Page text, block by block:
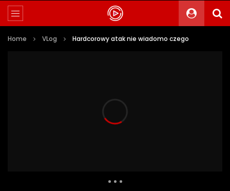
Home VLog Hardcorowy atak nie wiadomo czego